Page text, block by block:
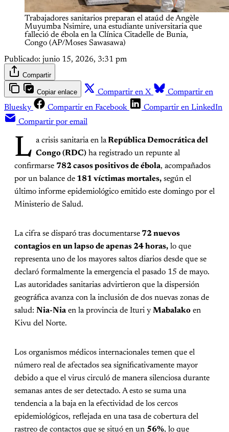
Trabajadores sanitarios preparan el ataúd de Angèle
Muyumba Nsimire, una estudiante universitaria que
falleció de ébola en la Clínica Citadelle de Bunia,
Congo (AP/Moses Sawasawa)
Publicado: junio 15, 2026, 3:31 pm
Compartir
Copiar enlace Compartir en X
Compartir en
Bluesky
Compartir en Facebook
Compartir en LinkedIn
Compartir por email
L a crisis sanitaria en laRepública Democrática del
Congo (RDC) ha registrado un repunte al
confirmarse 782 casos positivos de ébola, acompañados
por un balance de 181 víctimas mortales, según el
último informe epidemiológico emitido este domingo por el
Ministerio de Salud.
La cifra se disparó tras documentarse 72 nuevos
contagios en un lapso de apenas 24 horas, lo que
representa uno de los mayores saltos diarios desde que se
declaró formalmente la emergencia el pasado 15 de mayo.
Las autoridades sanitarias advirtieron que la dispersión
geográfica avanza con la inclusión de dos nuevas zonas de
salud: Nia-Nia en la provincia de Ituri y Mabalako en
Kivu del Norte.
Los organismos médicos internacionales temen que el
número real de afectados sea significativamente mayor
debido a que el virus circuló de manera silenciosa durante
semanas antes de ser detectado. A esto se suma una
tendencia a la baja en la efectividad de los cercos
epidemiológicos, reflejada en una tasa de cobertura del
rastreo de contactos que se situó en un 56%, lo que